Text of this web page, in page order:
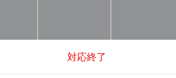
対応終了